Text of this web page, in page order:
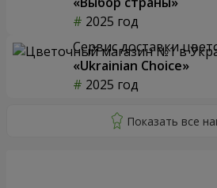
2025 год
Сервис доставки
«Ukrainian Choice»
2025 год